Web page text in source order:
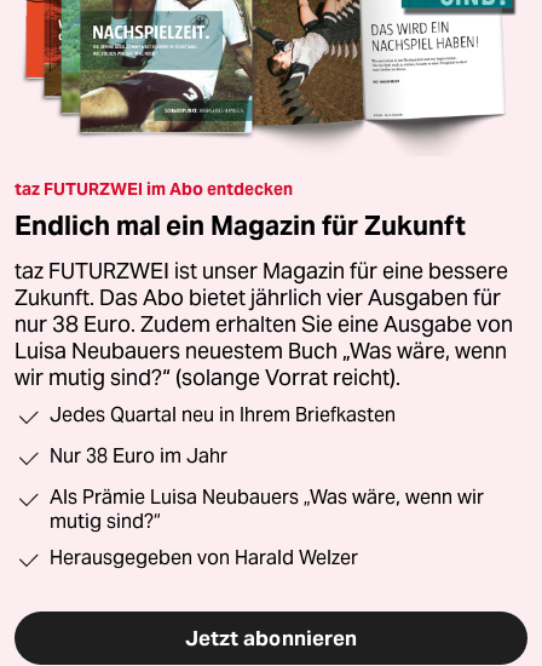
taz FUTURZWEI im Abo entdecken
Endlich mal ein Magazin für Zukunft
taz FUTURZWEI ist unser Magazin für eine bessere
Zukunft. Das Abo bietet jährlich vier Ausgaben für
nur 38 Euro. Zudem erhalten Sie eine Ausgabe von
Luisa Neubauers neuestem Buch „Was wäre, wenn
wir mutig sind?“ (solange Vorrat reicht).
Jedes Quartal neu in Ihrem Briefkasten
Nur 38 Euro im Jahr
Als Prämie Luisa Neubauers „Was wäre, wenn wir
mutig sind?“
Herausgegeben von Harald Welzer
Jetzt abonnieren